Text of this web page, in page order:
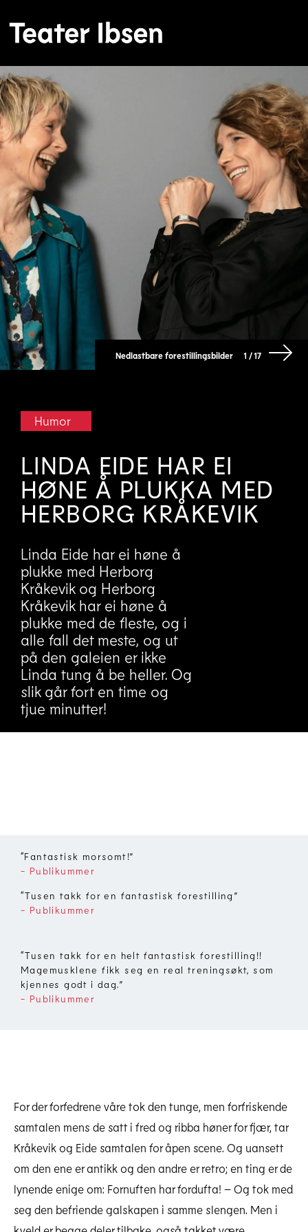
Nedlastbare forestillingsbilder 1 / 17
Humor
LINDA EIDE HAR EI
HØNE Å PLUKKA MED
HERBORG KRÅKEVIK
Linda Eide har ei høne å
plukke med Herborg
Kråkevik og Herborg
Kråkevik har ei høne å
plukke med de fleste, og i
alle fall det meste, og ut
på den galeien er ikke
Linda tung å be heller. Og
slik går fort en time og
tjue minutter!
“Fantastisk morsomt!”
- Publikummer
“Tusen takk for en fantastisk forestilling”
- Publikummer
“Tusen takk for en helt fantastisk forestilling!!
Magemusklene fikk seg en real treningsøkt, som
kjennes godt i dag.”
- Publikummer
For der forfedrene våre tok den tunge, men forfriskende
samtalen mens de satt i fred og ribba høner for fjær, tar
Kråkevik og Eide samtalen for åpen scene. Og uansett
om den ene er antikk og den andre er retro; en ting er de
lynende enige om: Fornuften har fordufta! – Og tok med
seg den befriende galskapen i samme slengen. Men i